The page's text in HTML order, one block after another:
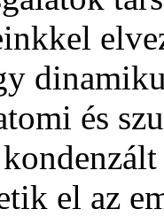
és
el az